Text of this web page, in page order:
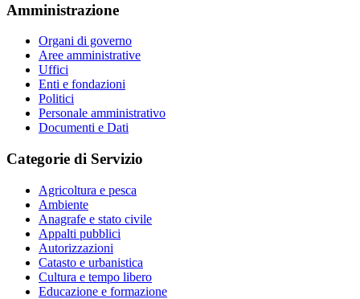
Amministrazione
Organi di governo
Aree amministrative
Uffici
Enti e fondazioni
Politici
Personale amministrativo
Documenti e Dati
Categorie di Servizio
Agricoltura e pesca
Ambiente
Anagrafe e stato civile
Appalti pubblici
Autorizzazioni
Catasto e urbanistica
Cultura e tempo libero
Educazione e formazione